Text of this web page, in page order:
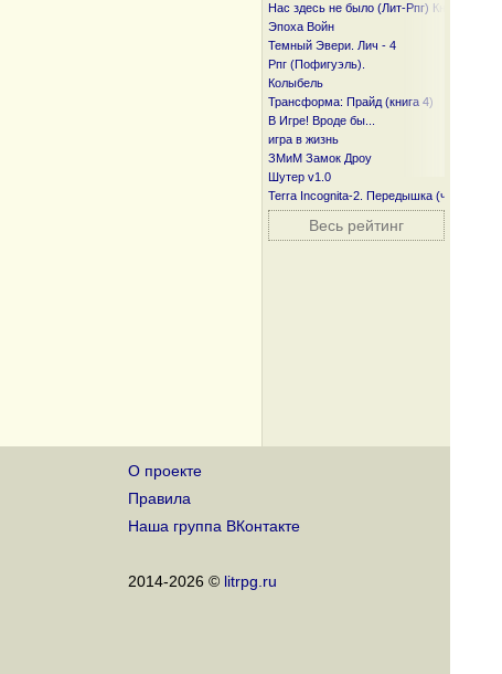
Нас здесь не было (Лит-Рпг) Книга I и I I
Эпоха Войн
Темный Эвери. Лич - 4
Рпг (Пофигуэль).
Колыбель
Трансформа: Прайд (книга 4)
В Игре! Вроде бы...
игра в жизнь
ЗМиМ Замок Дроу
Шутер v1.0
Terra Incognita-2. Передышка (часть
Весь рейтинг
О проекте
Правила
Наша группа ВКонтакте
2014-2026 © litrpg.ru